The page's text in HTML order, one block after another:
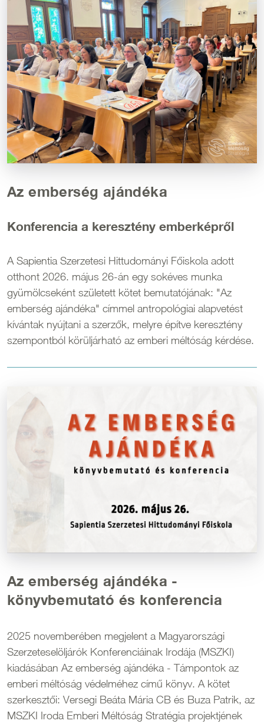
Az emberség ajándéka
Konferencia a keresztény emberképről
A Sapientia Szerzetesi Hittudományi Főiskola adott
otthont 2026. május 26-án egy sokéves munka
gyümölcseként született kötet bemutatójának: "Az
emberség ajándéka" címmel antropológiai alapvetést
kívántak nyújtani a szerzők, melyre építve keresztény
szempontból körüljárható az emberi méltóság kérdése.
Az emberség ajándéka -
könyvbemutató és konferencia
2025 novemberében megjelent a Magyarországi
Szerzeteselöljárók Konferenciáinak Irodája (MSZKI)
kiadásában Az emberség ajándéka - Támpontok az
emberi méltóság védelméhez című könyv. A kötet
szerkesztői: Versegi Beáta Mária CB és Buza Patrik, az
MSZKI Iroda Emberi Méltóság Stratégia projektjének